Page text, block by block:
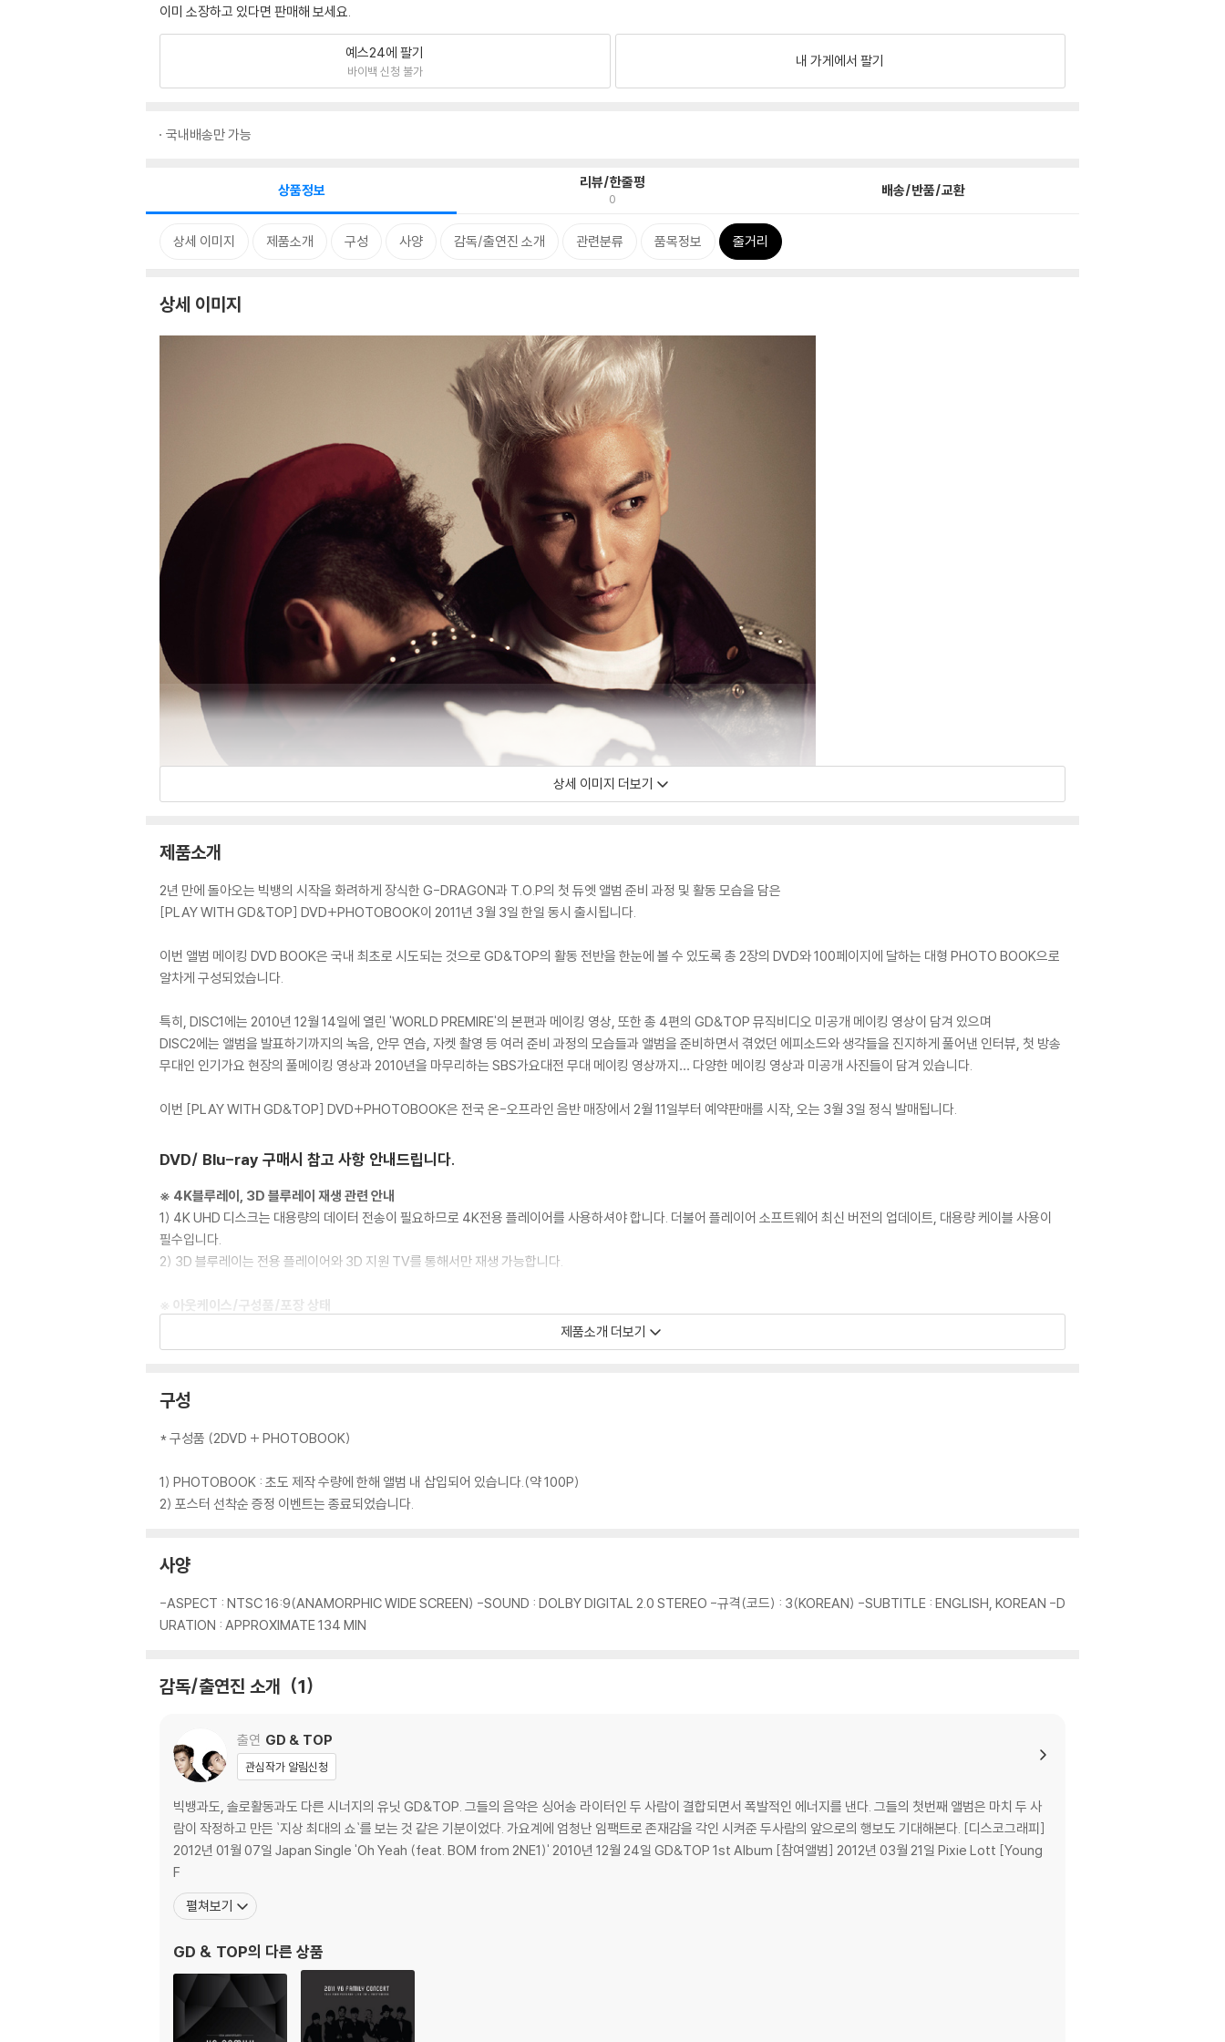
이미 소장하고 있다면 판매해 보세요.
예스24에 팔기
바이백 신청 불가
내 가게에서 팔기
국내배송만 가능
상품정보 리뷰/한줄평
0 배송/반품/교환
상세 이미지 제품소개 구성 사양 감독/출연진 소개 관련분류 품목정보 줄거리
상세 이미지
상세 이미지 더보기
제품소개
2년 만에 돌아오는 빅뱅의 시작을 화려하게 장식한 G-DRAGON과 T.O.P의 첫 듀엣 앨범 준비 과정 및 활동 모습을 담은
[PLAY WITH GD&TOP] DVD+PHOTOBOOK이 2011년 3월 3일 한일 동시 출시됩니다.
이번 앨범 메이킹 DVD BOOK은 국내 최초로 시도되는 것으로 GD&TOP의 활동 전반을 한눈에 볼 수 있도록 총 2장의 DVD와 100페이지에 달하는 대형 PHOTO BOOK으로
알차게 구성되었습니다.
특히, DISC1에는 2010년 12월 14일에 열린 'WORLD PREMIRE'의 본편과 메이킹 영상, 또한 총 4편의 GD&TOP 뮤직비디오 미공개 메이킹 영상이 담겨 있으며
DISC2에는 앨범을 발표하기까지의 녹음, 안무 연습, 자켓 촬영 등 여러 준비 과정의 모습들과 앨범을 준비하면서 겪었던 에피소드와 생각들을 진지하게 풀어낸 인터뷰, 첫 방송
무대인 인기가요 현장의 풀메이킹 영상과 2010년을 마무리하는 SBS가요대전 무대 메이킹 영상까지… 다양한 메이킹 영상과 미공개 사진들이 담겨 있습니다.
이번 [PLAY WITH GD&TOP] DVD+PHOTOBOOK은 전국 온-오프라인 음반 매장에서 2월 11일부터 예약판매를 시작, 오는 3월 3일 정식 발매됩니다.
DVD/ Blu-ray 구매시 참고 사항 안내드립니다.
※ 4K블루레이, 3D 블루레이 재생 관련 안내
1) 4K UHD 디스크는 대용량의 데이터 전송이 필요하므로 4K전용 플레이어를 사용하셔야 합니다. 더불어 플레이어 소프트웨어 최신 버전의 업데이트, 대용량 케이블 사용이
필수입니다.
2) 3D 블루레이는 전용 플레이어와 3D 지원 TV를 통해서만 재생 가능합니다.
※ 아웃케이스/구성품/포장 상태
1) 제작/배송 과정에서 경미한 아웃케이스 주름, 모서리 눌림 및 갈라짐이 발생할 수 있습니다. 반품을 원하실 경우 미개봉 상태로 문의 부탁드립니다.
2) 스틸북 케이스 제작 과정에서 기포 혹은 경미한 인쇄 오류가 발생할 수 있습니다.
4) 본품 보호를 위해 노란색의 카톤 박스로 재포장한 경우, 카톤박스 손상에 의한 교환/반품은 불가합니다.
5) 아웃케이스/구성품/포장 상태 불량에 의한 교환/반품 신청시 불량 확인을 위해 개봉 시의 동영상을 요청할 수 있으며, 동영상이 없는 경우 교환/반품이 제한될 수 있습니다.
1) 기기 문제로 인해 발생하는 재생 불량 현상에 대해서는 반품/교환이 불가하니 최신 소프트웨어로 업데이트된 DVD/BD 전용 기기에서 재생하실 것을 권유해 드립니다.
2) 정전기와 먼지로 인해 재생이 원활하지 않은 경우가 있습니다. 디스크를 마른 천으로 닦으시거나, DVD 클리너 등 전용 제품을 이용하면 대부분 해결됩니다.
디스크에 미세한 잔 흠집이 남아있거나 인쇄 면이 깨끗하지 않은 경우가 있으며, 상품의 불량이 아닙니다. 단, 재생에 이상이 있는 경우에는 불량으로 인한 반품/교환이 가능합니
다.
※ 교환/반품 안내
1) 불량으로 인한 교환/반품 요청 시에는 불량 확인을 위해 개봉 시의 동영상을 요청할 수 있으며, 동영상이 없는 경우 교환/반품이 제한될 수 있습니다.
2) 사양 오인지, 오 구매, 변심 사유로의 반품은 제품 개봉 전에만 운임비 부담 후 처리 가능합니다.
3) 스틸북 한정판, 초회 한정판의 경우 제작 수량이 한정되어 있고, 택배 이동 과정에서의 손상이 발생하면, 재 판매가 어려우므로 신중한 구매 선택을 부탁드립니다.
4) 한정판 상품의 변심, 오구매로 인한 반품은 회송된 상품의 상태 확인 후 진행이 가능합니다. 택배 이동 중 파손이 발생하지 않도록 완충 포장을 부탁드립니다.
제품소개 더보기
구성
* 구성품 (2DVD + PHOTOBOOK)
1) PHOTOBOOK : 초도 제작 수량에 한해 앨범 내 삽입되어 있습니다.(약 100P)
2) 포스터 선착순 증정 이벤트는 종료되었습니다.
사양
-ASPECT : NTSC 16:9(ANAMORPHIC WIDE SCREEN) -SOUND : DOLBY DIGITAL 2.0 STEREO -규격(코드) : 3(KOREAN) -SUBTITLE : ENGLISH, KOREAN -D
URATION : APPROXIMATE 134 MIN
감독/출연진 소개 1
출연 GD & TOP
관심작가 알림신청
빅뱅과도, 솔로활동과도 다른 시너지의 유닛 GD&TOP. 그들의 음악은 싱어송 라이터인 두 사람이 결합되면서 폭발적인 에너지를 낸다. 그들의 첫번째 앨범은 마치 두 사
람이 작정하고 만든 `지상 최대의 쇼`를 보는 것 같은 기분이었다. 가요계에 엄청난 임팩트로 존재감을 각인 시켜준 두사람의 앞으로의 행보도 기대해본다. [디스코그래피]
2012년 01월 07일 Japan Single 'Oh Yeah (feat. BOM from 2NE1)' 2010년 12월 24일 GD&TOP 1st Album [참여앨범] 2012년 03월 21일 Pixie Lott [Young
F
펼쳐보기
GD & TOP의 다른 상품